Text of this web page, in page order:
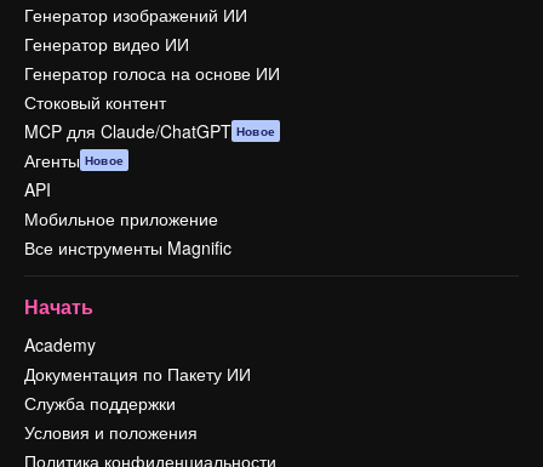
Генератор изображений ИИ
Генератор видео ИИ
Генератор голоса на основе ИИ
Стоковый контент
MCP для Claude/ChatGPT Новое
Агенты Новое
API
Мобильное приложение
Все инструменты Magnific
Начать
Academy
Документация по Пакету ИИ
Служба поддержки
Условия и положения
Политика конфиденциальности